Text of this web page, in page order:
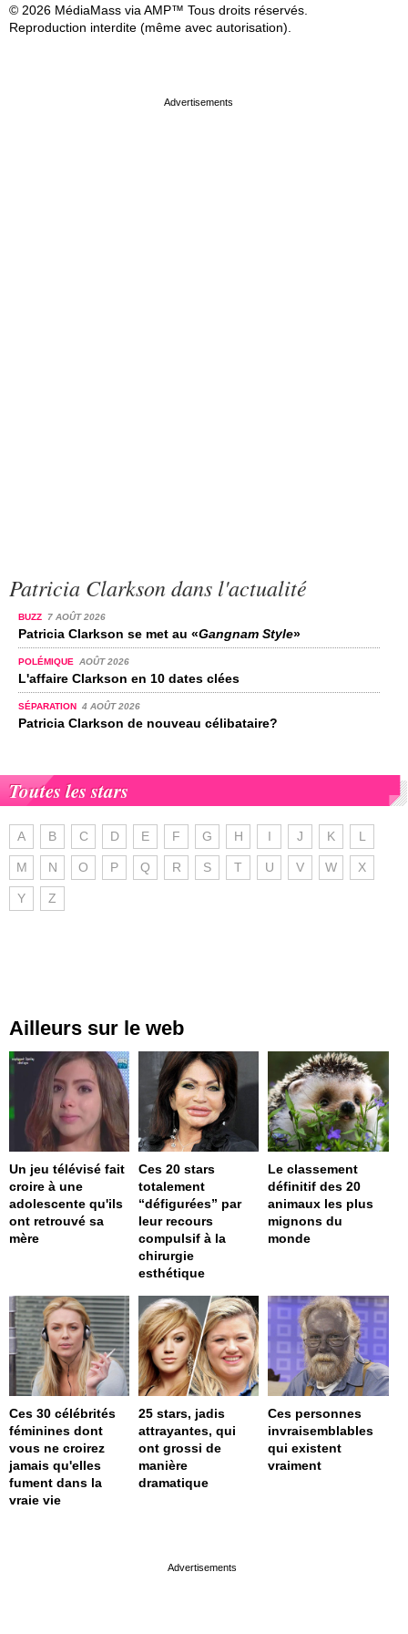
© 2026 MédiaMass via AMP™ Tous droits réservés.
Reproduction interdite (même avec autorisation).
Patricia Clarkson dans l'actualité
BUZZ 7 AOÛT 2026
Patricia Clarkson se met au «Gangnam Style»
POLÉMIQUE AOÛT 2026
L'affaire Clarkson en 10 dates clées
SÉPARATION 4 AOÛT 2026
Patricia Clarkson de nouveau célibataire?
Toutes les stars
A B C D E F G H I J K L
M N O P Q R S T U V W X
Y Z
Ailleurs sur le web
Un jeu télévisé fait
croire à une
adolescente qu'ils
ont retrouvé sa
mère
Ces 20 stars
totalement
“défigurées” par
leur recours
compulsif à la
chirurgie
esthétique
Le classement
définitif des 20
animaux les plus
mignons du
monde
Ces 30 célébrités
féminines dont
vous ne croirez
jamais qu'elles
fument dans la
vraie vie
25 stars, jadis
attrayantes, qui
ont grossi de
manière
dramatique
Ces personnes
invraisemblables
qui existent
vraiment